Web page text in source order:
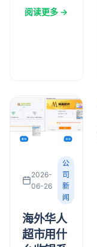
阅读更多 →
2026-
06-26
公
司
新
闻
海外华人
超市用什